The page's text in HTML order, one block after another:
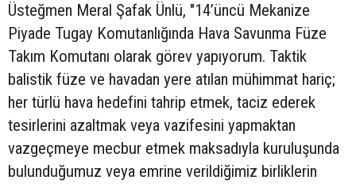
Üsteğmen Meral Şafak Ünlü, "14’üncü Mekanize
Piyade Tugay Komutanlığında Hava Savunma Füze
Takım Komutanı olarak görev yapıyorum. Taktik
balistik füze ve havadan yere atılan mühimmat hariç;
her türlü hava hedefini tahrip etmek, taciz ederek
tesirlerini azaltmak veya vazifesini yapmaktan
vazgeçmeye mecbur etmek maksadıyla kuruluşunda
bulunduğumuz veya emrine verildiğimiz birliklerin